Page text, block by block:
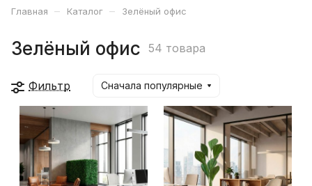
Главная – Каталог – Зелёный офис
Зелёный офис 54 товара
Фильтр Сначала популярные